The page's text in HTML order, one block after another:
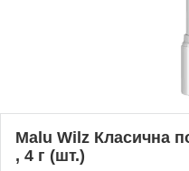
Malu Wilz Класична
, 4 г (шт.)